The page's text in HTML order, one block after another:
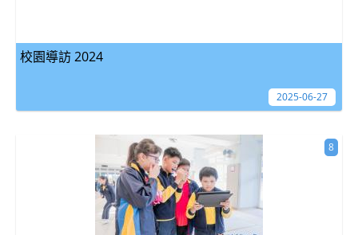
校園導訪 2024
2025-06-27
8